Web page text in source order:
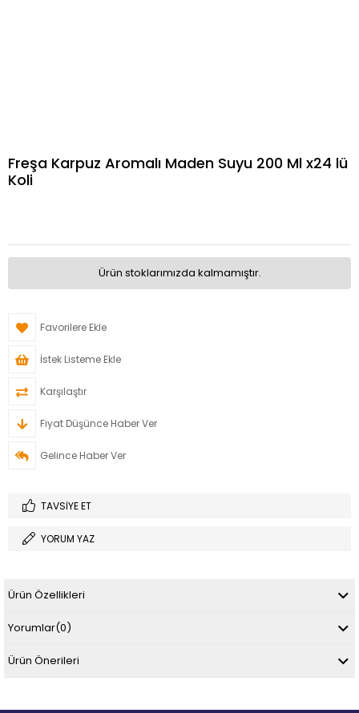
Freşa Karpuz Aromalı Maden Suyu 200 Ml x24 lü
Koli
Ürün stoklarımızda kalmamıştır.
Favorilere Ekle
İstek Listeme Ekle
Karşılaştır
Fiyat Düşünce Haber Ver
Gelince Haber Ver
TAVSIYE ET
YORUM YAZ
Ürün Özellikleri
Yorumlar(0)
Ürün Önerileri